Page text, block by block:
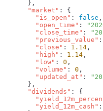
      "market"
        "is_open"
: false
        "open_time"
:
        "close_time"
:
        "previous_value"
:
        "close"
: 1.14
        "high"
: 1.14
        "low"
: 0
        "volume"
: 0
        "updated_at"
:
      "dividends"
        "yield_12m_cash"
: